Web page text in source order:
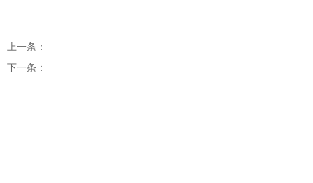
上一条：
下一条：